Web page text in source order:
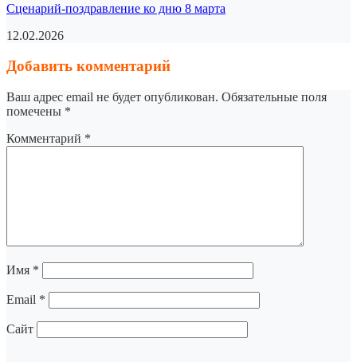
Сценарий-поздравление ко дню 8 марта
12.02.2026
Добавить комментарий
Ваш адрес email не будет опубликован. Обязательные поля
помечены *
Комментарий *
Имя *
Email *
Сайт